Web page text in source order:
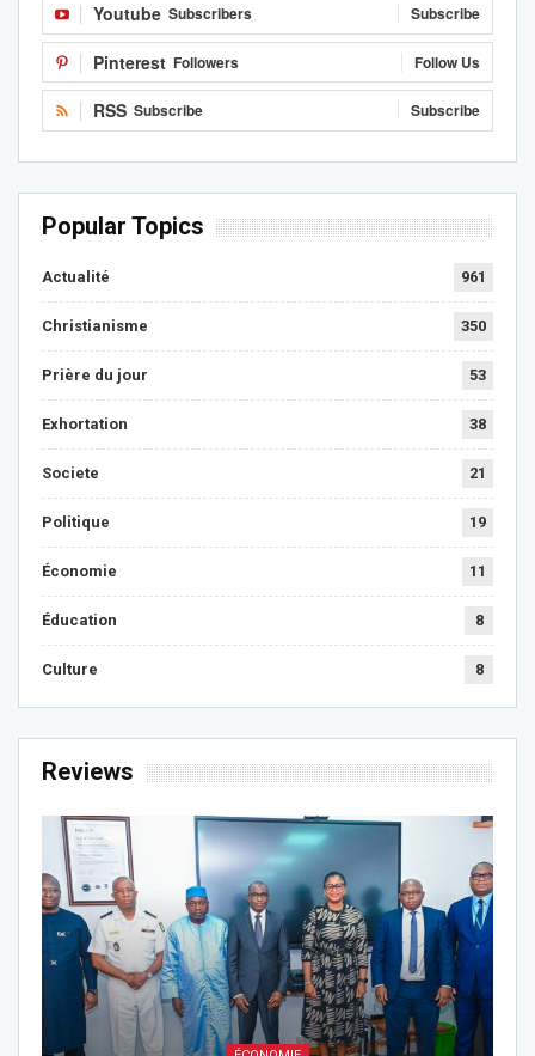
Youtube Subscribers Subscribe
Pinterest Followers Follow Us
RSS Subscribe Subscribe
Popular Topics
Actualité 961
Christianisme 350
Prière du jour 53
Exhortation 38
Societe 21
Politique 19
Économie 11
Éducation 8
Culture 8
Reviews